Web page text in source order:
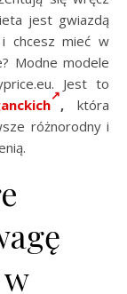
jest gwiazdą
i chcesz mieć w
Modne modele
Jest to
, która
różnorodny i